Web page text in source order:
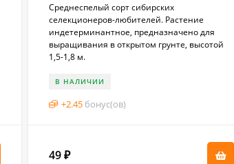
Среднеспелый сорт сибирских
селекционеров-любителей. Растение
индетерминантное, предназначено для
выращивания в открытом грунте, высотой
1,5-1,8 м.
В НАЛИЧИИ
+2.45 бонус(ов)
49₽